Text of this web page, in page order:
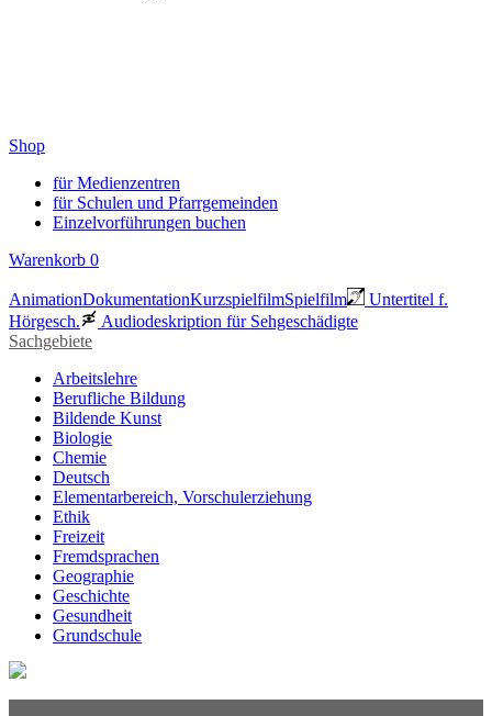
Shop
für Medienzentren
für Schulen und Pfarrgemeinden
Einzelvorführungen buchen
Warenkorb 0
AnimationDokumentationKurzspielfilmSpielfilm
Untertitel f.
Hörgesch.
Audiodeskription für Sehgeschädigte
Sachgebiete
Arbeitslehre
Berufliche Bildung
Bildende Kunst
Biologie
Chemie
Deutsch
Elementarbereich, Vorschulerziehung
Ethik
Freizeit
Fremdsprachen
Geographie
Geschichte
Gesundheit
Grundschule